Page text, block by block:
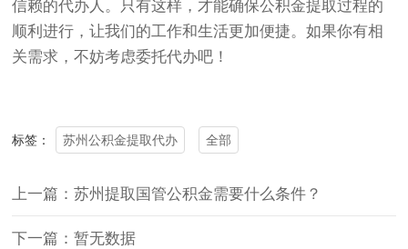
信赖的代办人。只有这样，才能确保公积金提取过程的
顺利进行，让我们的工作和生活更加便捷。如果你有相
关需求，不妨考虑委托代办吧！
标签： 苏州公积金提取代办 全部
上一篇：苏州提取国管公积金需要什么条件？
下一篇：暂无数据